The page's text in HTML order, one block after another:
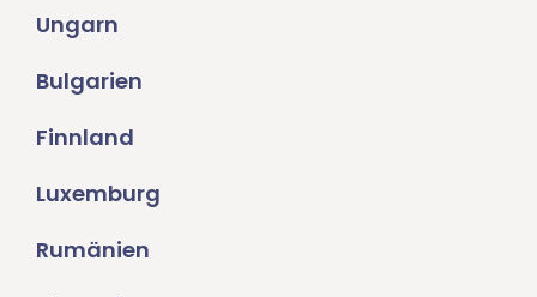
Ungarn
Bulgarien
Finnland
Luxemburg
Rumänien